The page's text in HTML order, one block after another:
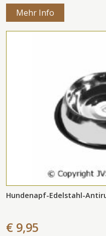
Mehr Info
Hundenapf-Edelstahl-
€ 9,95